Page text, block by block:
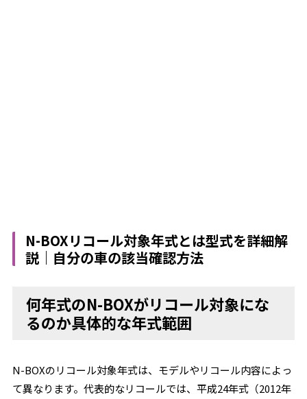
N-BOXリコール対象年式とは型式を詳細解
説｜自分の車の該当確認方法
何年式のN-BOXがリコール対象にな
るのか具体的な年式範囲
N-BOXのリコール対象年式は、モデルやリコール内容によっ
て異なります。代表的なリコールでは、平成24年式（2012年